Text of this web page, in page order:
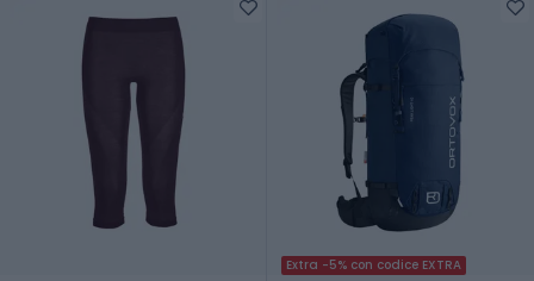
Extra -5% con codice EXTRA